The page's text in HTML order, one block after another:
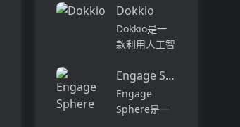
上下文信息。
它可以帮助全
球快速增长的
团队节省时
间，创造上
下...
程师而设计，
可以用于原型
开发和生成式
产。它提供了
一站式的多模
态AI模型访
问，包括语言
Dokkio
Dokkio是一
款利用人工智
文件协作的工
具。它能帮助
用户管理多个
Engage Sphere AI
Engage
Sphere是一